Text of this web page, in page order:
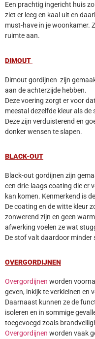
Een prachtig ingericht huis
ziet er leeg en kaal uit en
must-have in je woonkamer.
ruimte aan.
DIMOUT
Dimout gordijnen zijn
aan de achterzijde hebben.
Deze voering zorgt er voor
meestal dezelfde kleur als
Deze zijn verduisterend en
donker wensen te slapen.
BLACK-OUT
Black-out gordijnen zijn
een drie-laags coating die er
kan komen. Kenmerkend is
De coating en de witte kleur
zonwerend zijn en geen
afwerking voelen ze wat
De stof valt daardoor minder
OVERGORDIJNEN
Overgordijnen worden
geven, inkijk te verkleinen en
Daarnaast kunnen ze de
isoleren en in sommige
toegevoegd zoals
Overgordijnen worden vaak